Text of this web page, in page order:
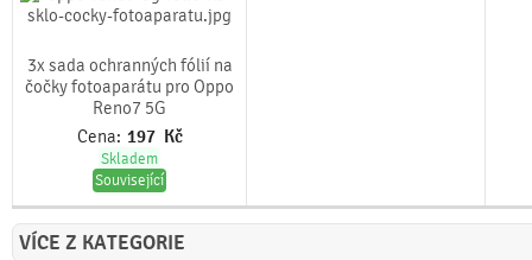
3x sada ochranných fólií na
čočky fotoaparátu pro Oppo
Reno7 5G
Cena: 197 Kč
Skladem
Související
VÍCE Z KATEGORIE